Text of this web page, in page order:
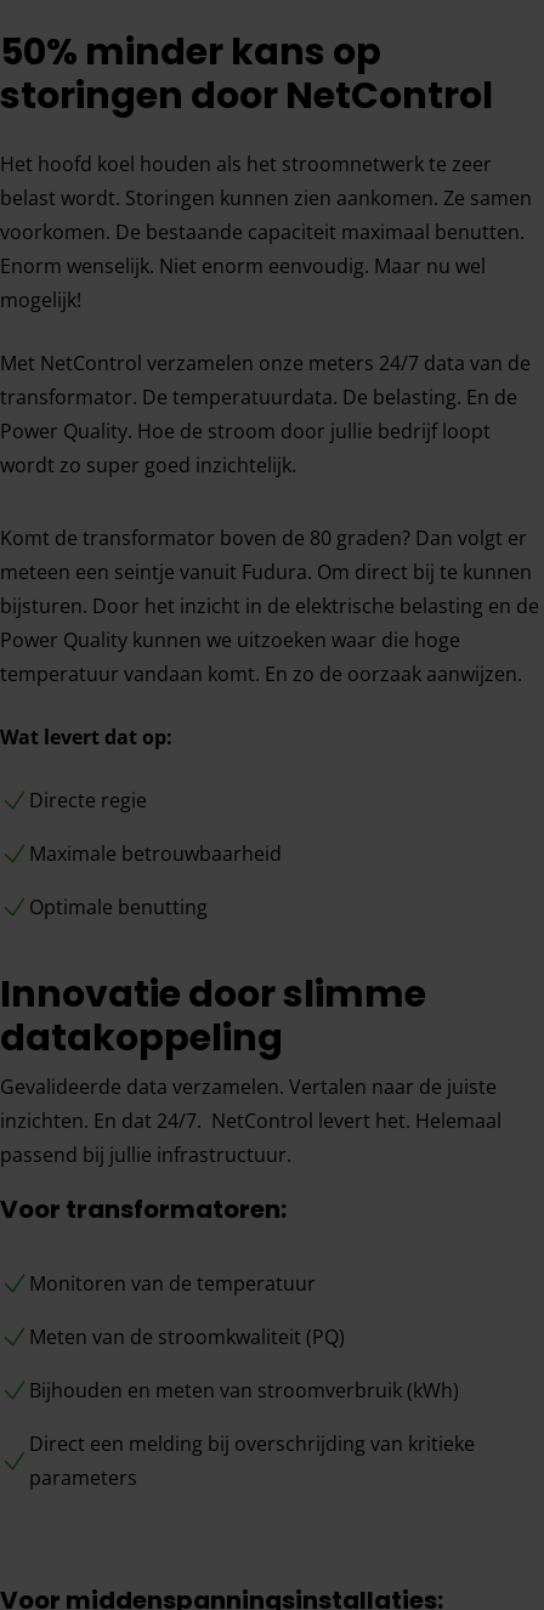
50% minder kans op
storingen door NetControl
Het hoofd koel houden als het stroomnetwerk te zeer
belast wordt. Storingen kunnen zien aankomen. Ze samen
voorkomen. De bestaande capaciteit maximaal benutten.
Enorm wenselijk. Niet enorm eenvoudig. Maar nu wel
mogelijk!
Met NetControl verzamelen onze meters 24/7 data van de
transformator. De temperatuurdata. De belasting. En de
Power Quality. Hoe de stroom door jullie bedrijf loopt
wordt zo super goed inzichtelijk.
Komt de transformator boven de 80 graden? Dan volgt er
meteen een seintje vanuit Fudura. Om direct bij te kunnen
bijsturen. Door het inzicht in de elektrische belasting en de
Power Quality kunnen we uitzoeken waar die hoge
temperatuur vandaan komt. En zo de oorzaak aanwijzen.
Wat levert dat op:
Directe regie
Maximale betrouwbaarheid
Optimale benutting
Innovatie door slimme
datakoppeling
Gevalideerde data verzamelen. Vertalen naar de juiste
inzichten. En dat 24/7. NetControl levert het. Helemaal
passend bij jullie infrastructuur.
Voor transformatoren:
Monitoren van de temperatuur
Meten van de stroomkwaliteit (PQ)
Bijhouden en meten van stroomverbruik (kWh)
Direct een melding bij overschrijding van kritieke
parameters
Voor middenspanningsinstallaties: